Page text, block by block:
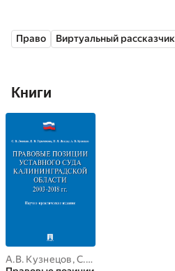
Право Виртуальный рассказчик
Книги
А.В. Кузнецов,С.В. Лонская